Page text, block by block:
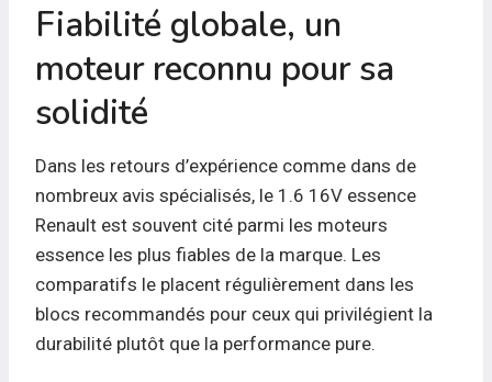
Fiabilité globale, un
moteur reconnu pour sa
solidité
Dans les retours d’expérience comme dans de
nombreux avis spécialisés, le 1.6 16V essence
Renault est souvent cité parmi les moteurs
essence les plus fiables de la marque. Les
comparatifs le placent régulièrement dans les
blocs recommandés pour ceux qui privilégient la
durabilité plutôt que la performance pure.